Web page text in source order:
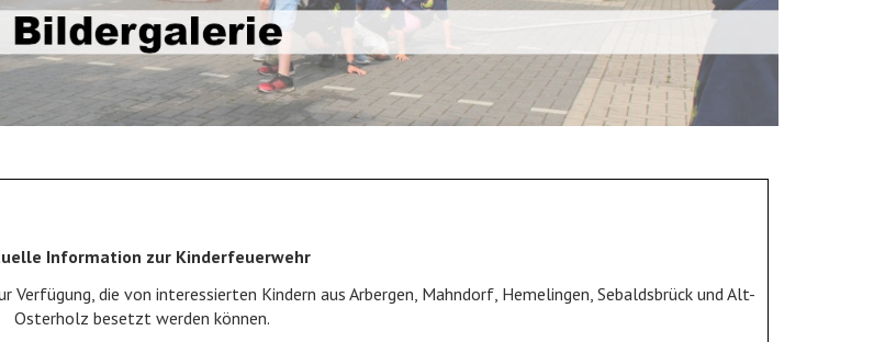
Information zur Kinderfeuerwehr
die von interessierten Kindern aus Arbergen, Mahndorf, Hemelingen, Sebaldsbrück und Alt-
Osterholz besetzt werden können.